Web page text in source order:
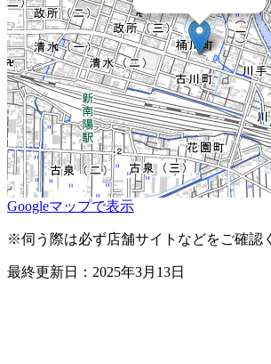
Googleマップで表示
※伺う際は必ず店舗サイトなどをご確認
最終更新日：2025年3月13日